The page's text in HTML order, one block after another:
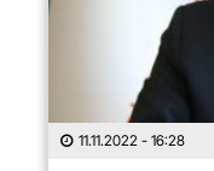
11.11.2022 - 16:28